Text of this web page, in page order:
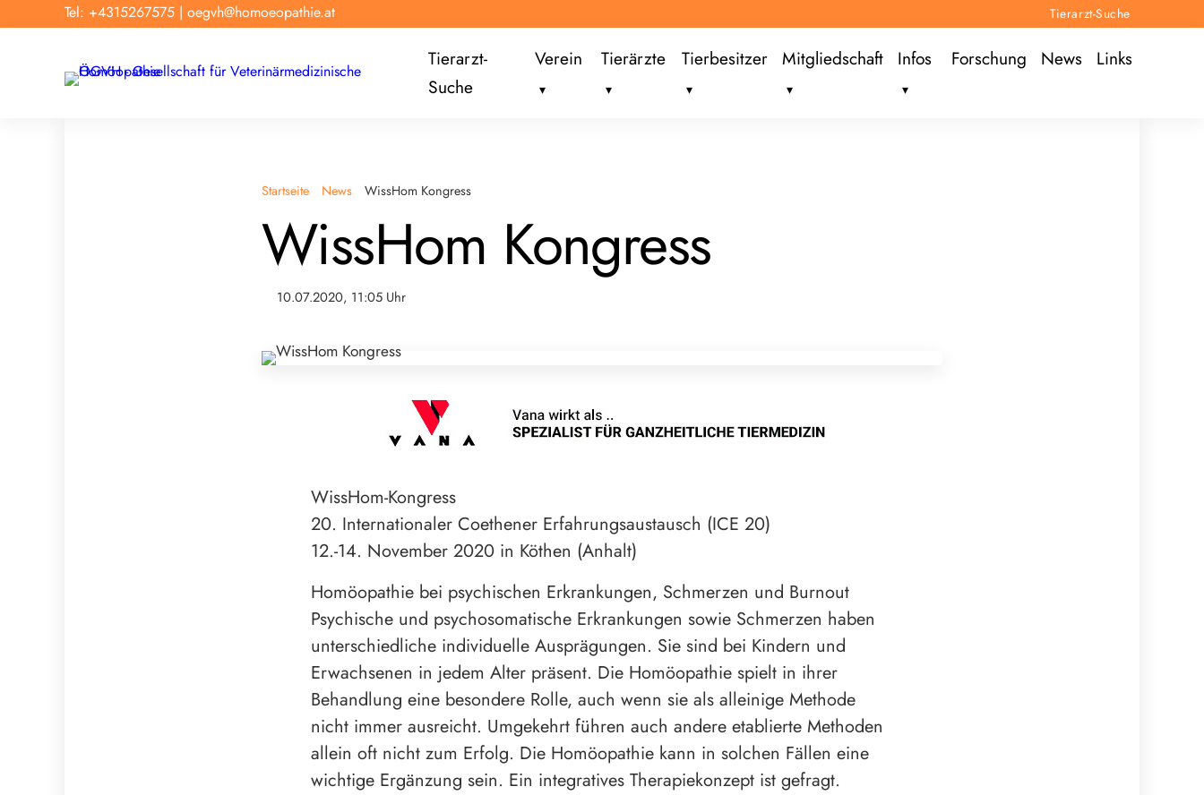
Tel: +4315267575 | oegvh@homoeopathie.at Tierarzt-Suche
Tierarzt-
Suche
Verein Tierärzte Tierbesitzer Mitgliedschaft Infos Forschung News Links
Startseite News WissHom Kongress
WissHom Kongress
10.07.2020, 11:05 Uhr
WissHom-Kongress
20. Internationaler Coethener Erfahrungsaustausch (ICE 20)
12.-14. November 2020 in Köthen (Anhalt)
Homöopathie bei psychischen Erkrankungen, Schmerzen und Burnout
Psychische und psychosomatische Erkrankungen sowie Schmerzen haben
unterschiedliche individuelle Ausprägungen. Sie sind bei Kindern und
Erwachsenen in jedem Alter präsent. Die Homöopathie spielt in ihrer
Behandlung eine besondere Rolle, auch wenn sie als alleinige Methode
nicht immer ausreicht. Umgekehrt führen auch andere etablierte Methoden
allein oft nicht zum Erfolg. Die Homöopathie kann in solchen Fällen eine
wichtige Ergänzung sein. Ein integratives Therapiekonzept ist gefragt.